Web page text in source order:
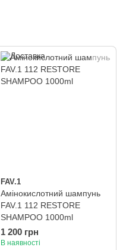
FAV.1
Амінокислотний шампунь
FAV.1 112 RESTORE
SHAMPOO 1000ml
1 200 грн
В наявності